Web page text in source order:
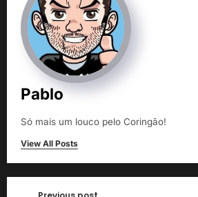
Pablo
Só mais um louco pelo Coringão!
View All Posts